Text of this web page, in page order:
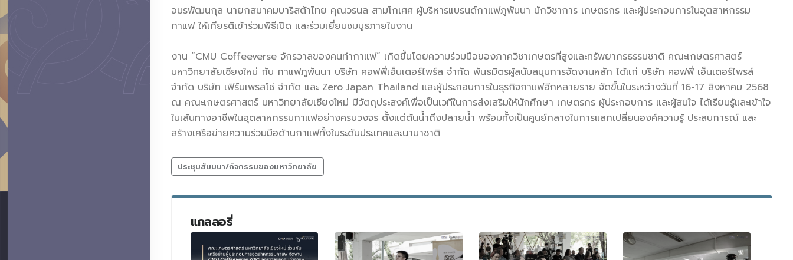
อมรพัฒนกุล นายกสมาคมบาริสต้าไทย คุณวรนล สามโกเศศ ผู้บริหารแบรนด์กาแฟภูพันนา นักวิชาการ เกษตรกร และผู้ประกอบการในอุตสาหกรรม
กาแฟ ให้เกียรติเข้าร่วมพิธีเปิด และร่วมเยี่ยมชมบูธภายในงาน
งาน “CMU Coffeeverse จักรวาลของคนทำกาแฟ” เกิดขึ้นโดยความร่วมมือของภาควิชาเกษตรที่สูงและทรัพยากรธรรมชาติ คณะเกษตรศาสตร์
มหาวิทยาลัยเชียงใหม่ กับ กาแฟภูพันนา บริษัท คอฟฟี่เอ็นเตอร์ไพร์ส จำกัด พันธมิตรผู้สนับสนุนการจัดงานหลัก ได้แก่ บริษัท คอฟฟี่ เอ็นเตอร์ไพรส์
จำกัด บริษัท เฟิร์นเพรสโซ่ จำกัด และ Zero Japan Thailand และผู้ประกอบการในธุรกิจกาแฟอีกหลายราย จัดขึ้นในระหว่างวันที่ 16-17 สิงหาคม 2568
ณ คณะเกษตรศาสตร์ มหาวิทยาลัยเชียงใหม่ มีวัตถุประสงค์เพื่อเป็นเวทีในการส่งเสริมให้นักศึกษา เกษตรกร ผู้ประกอบการ และผู้สนใจ ได้เรียนรู้และเข้าใจ
ในเส้นทางอาชีพในอุตสาหกรรมกาแฟอย่างครบวงจร ตั้งแต่ต้นน้ำถึงปลายน้ำ พร้อมทั้งเป็นศูนย์กลางในการแลกเปลี่ยนองค์ความรู้ ประสบการณ์ และ
สร้างเครือข่ายความร่วมมือด้านกาแฟทั้งในระดับประเทศและนานาชาติ
ประชุมสัมมนา/กิจกรรมของมหาวิทยาลัย
แกลลอรี่